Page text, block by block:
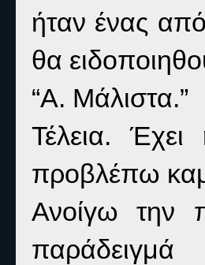
ήταν ένας
θα
“Α. Μάλιστα.”
Τέλεια.
προβλέπω
Ανοίγω την